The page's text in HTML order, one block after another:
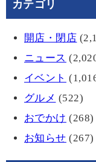
カテゴリ
開店・閉店
ニュース
イベント
グルメ (522)
おでかけ (268)
お知らせ (267)